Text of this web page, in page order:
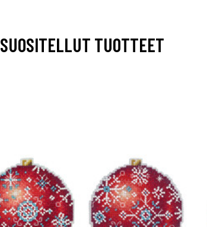
SUOSITELLUT TUOTTEET